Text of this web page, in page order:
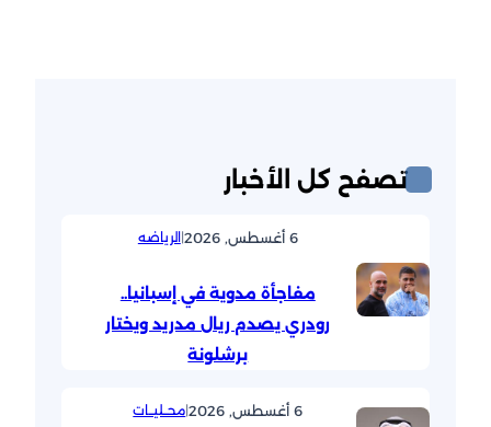
تصفح كل الأخبار
6 أغسطس, 2026 |الرياضه
مفاجأة مدوية في إسبانيا..
رودري يصدم ريال مدريد ويختار
برشلونة
6 أغسطس, 2026 |محــليــات